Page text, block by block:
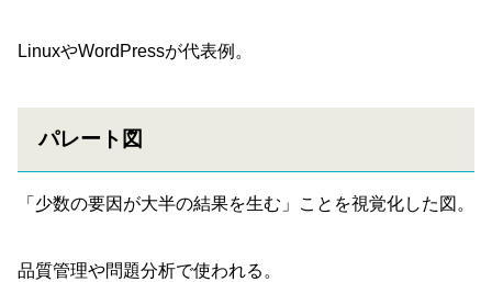
LinuxやWordPressが代表例。
パレート図
「少数の要因が大半の結果を生む」ことを視覚化した図。
品質管理や問題分析で使われる。